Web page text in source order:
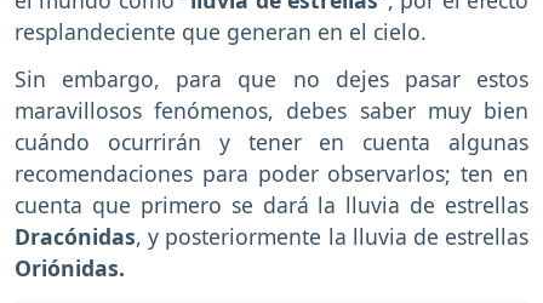
resplandeciente que generan en el cielo.
Sin embargo, para que no dejes pasar estos
maravillosos fenómenos, debes saber muy bien
cuándo ocurrirán y tener en cuenta algunas
recomendaciones para poder observarlos; ten en
cuenta que primero se dará la lluvia de estrellas
Dracónidas, y posteriormente la lluvia de estrellas
Oriónidas.